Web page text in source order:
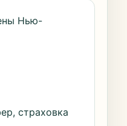
Нью-
страховка